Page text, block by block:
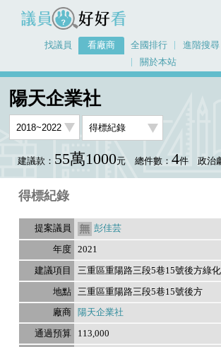
議員好好看
找議員 看廠商 全國排行 進階搜尋
關於本站
陽天企業社
建議款： 55萬1000元 總件數： 4件 政治
得標紀錄
彭佳芸
2021
三重區重陽路三段5巷15號後方綠
三重區重陽路三段5巷15號後方
陽天企業社
113,000